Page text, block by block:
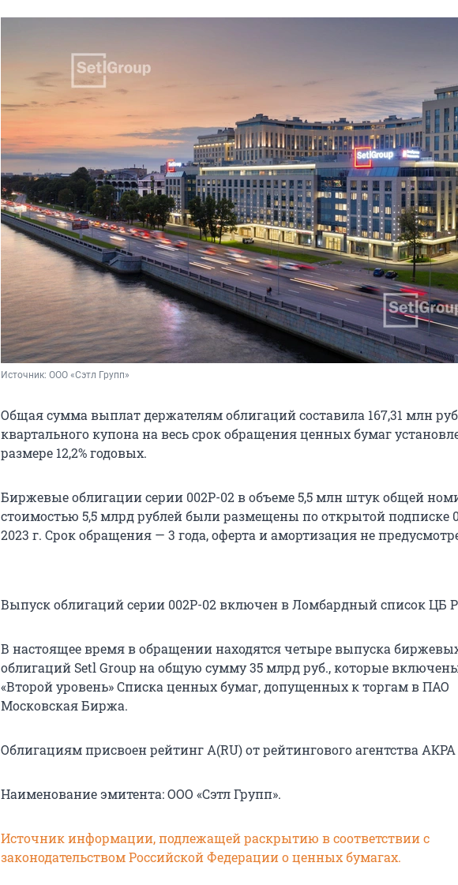
Источник: ООО «Сэтл Групп»
Общая сумма выплат держателям облигаций составила 167,31 млн
квартального купона на весь срок обращения ценных бумаг
размере 12,2% годовых.
Биржевые облигации серии 002P-02 в объеме 5,5 млн штук общей
стоимостью 5,5 млрд рублей были размещены по открытой подписке
2023 г. Срок обращения — 3 года, оферта и амортизация не
Выпуск облигаций серии 002Р-02 включен в Ломбардный список ЦБ
В настоящее время в обращении находятся четыре выпуска
облигаций Setl Group на общую сумму 35 млрд руб., которые
«Второй уровень» Списка ценных бумаг, допущенных к торгам в ПАО
Московская Биржа.
Облигациям присвоен рейтинг A(RU) от рейтингового агентства
Наименование эмитента: ООО «Сэтл Групп».
Источник информации, подлежащей раскрытию в соответствии с
законодательством Российской Федерации о ценных бумагах.